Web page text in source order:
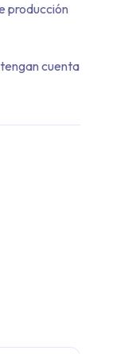
producción
cuenta